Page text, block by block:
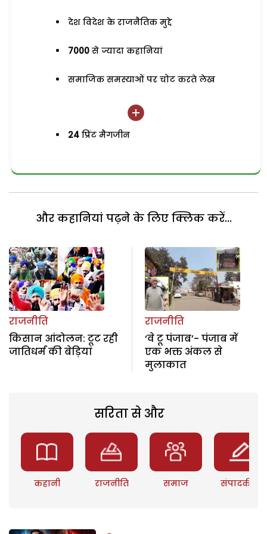
देश विदेश के राजनैतिक मुद्दे
7000 से ज्यादा कहानियां
समाजिक समस्याओं पर चोट करते लेख
24 प्रिंट मैगजीन
और कहानियां पढ़ने के लिए क्लिक करें...
राजनीति
किसान आंदोलन: टूट रही
जातिधर्म की बेड़ियां
राजनीति
‘वे टू पंजाब’- पंजाब में
एक भक्त अंकल से
मुलाकात
सरिता से और
कहानी राजनीति समाज संपादकीय